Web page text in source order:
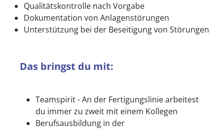
Qualitätskontrolle nach Vorgabe
Dokumentation von Anlagenstörungen
Unterstützung bei der Beseitigung von Störungen
Das bringst du mit:
Teamspirit - An der Fertigungslinie arbeitest
du immer zu zweit mit einem Kollegen
Berufsausbildung in der